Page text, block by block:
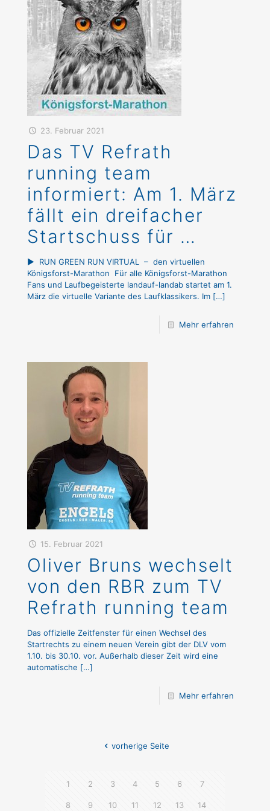
23. Februar 2021
Das TV Refrath
running team
informiert: Am 1. März
fällt ein dreifacher
Startschuss für …
► RUN GREEN RUN VIRTUAL – den virtuellen
Königsforst-Marathon Für alle Königsforst-Marathon
Fans und Laufbegeisterte landauf-landab startet am 1.
März die virtuelle Variante des Laufklassikers. Im […]
Mehr erfahren
15. Februar 2021
Oliver Bruns wechselt
von den RBR zum TV
Refrath running team
Das offizielle Zeitfenster für einen Wechsel des
Startrechts zu einem neuen Verein gibt der DLV vom
1.10. bis 30.10. vor. Außerhalb dieser Zeit wird eine
automatische […]
Mehr erfahren
vorherige Seite
1 2 3 4 5 6 7
8 9 10 11 12 13 14